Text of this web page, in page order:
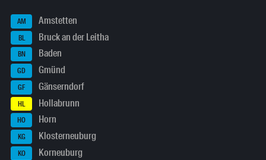
AM Amstetten
BL Bruck an der Leitha
BN Baden
GD Gmünd
GF Gänserndorf
HL Hollabrunn
HO Horn
KG Klosterneuburg
KO Korneuburg